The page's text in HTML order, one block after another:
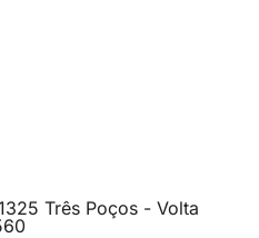
Três Poços - Volta